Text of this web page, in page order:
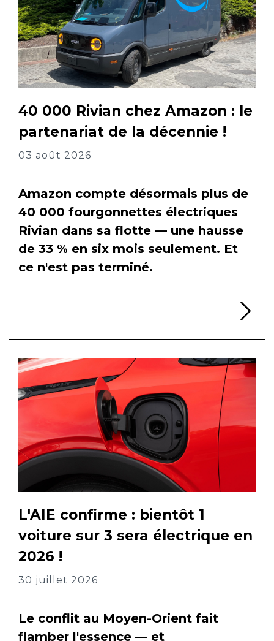
40 000 Rivian chez Amazon : le
partenariat de la décennie !
03 août 2026
Amazon compte désormais plus de
40 000 fourgonnettes électriques
Rivian dans sa flotte — une hausse
de 33 % en six mois seulement. Et
ce n'est pas terminé.
L'AIE confirme : bientôt 1
voiture sur 3 sera électrique en
2026 !
30 juillet 2026
Le conflit au Moyen-Orient fait
flamber l'essence — et